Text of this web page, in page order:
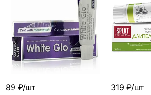
89 ₽/шт 319 ₽/шт